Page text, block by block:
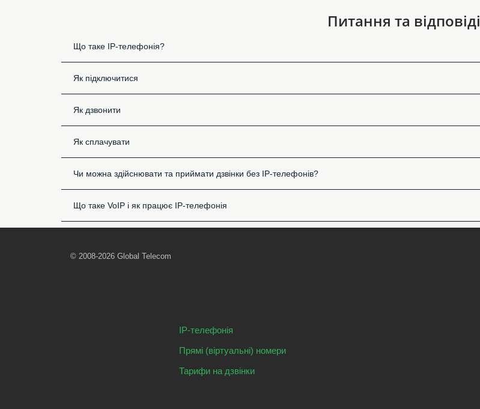
Питання та відповіді
Що таке IP-телефонія?
Як підключитися
Як дзвонити
Як сплачувати
Чи можна здійснювати та приймати дзвінки без IP-телефонів?
Що таке VoIP і як працює IP-телефонія
© 2008-2026 Global Telecom
IP-телефонія
Прямі (віртуальні) номери
Тарифи на дзвінки